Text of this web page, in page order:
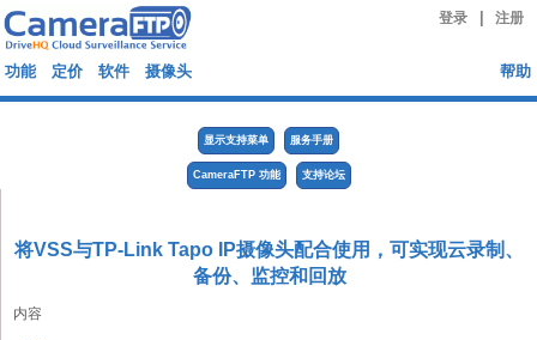
登录 注册
功能 定价 软件 摄像头 帮助
显示支持菜单 服务手册
CameraFTP 功能 支持论坛
将VSS与TP-Link Tapo IP摄像头配合使用，可实现云录制、
备份、监控和回放
内容